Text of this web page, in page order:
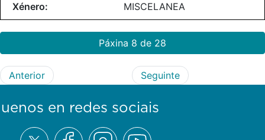
MISCELANEA
Páxina 8 de 28
Anterior Seguinte
en redes sociais